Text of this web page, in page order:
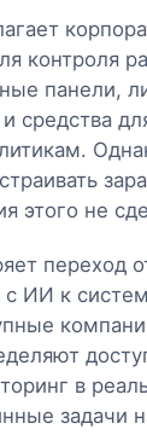
контроля
панели,
средства
этого не
переход
с ИИ к
в
задачи